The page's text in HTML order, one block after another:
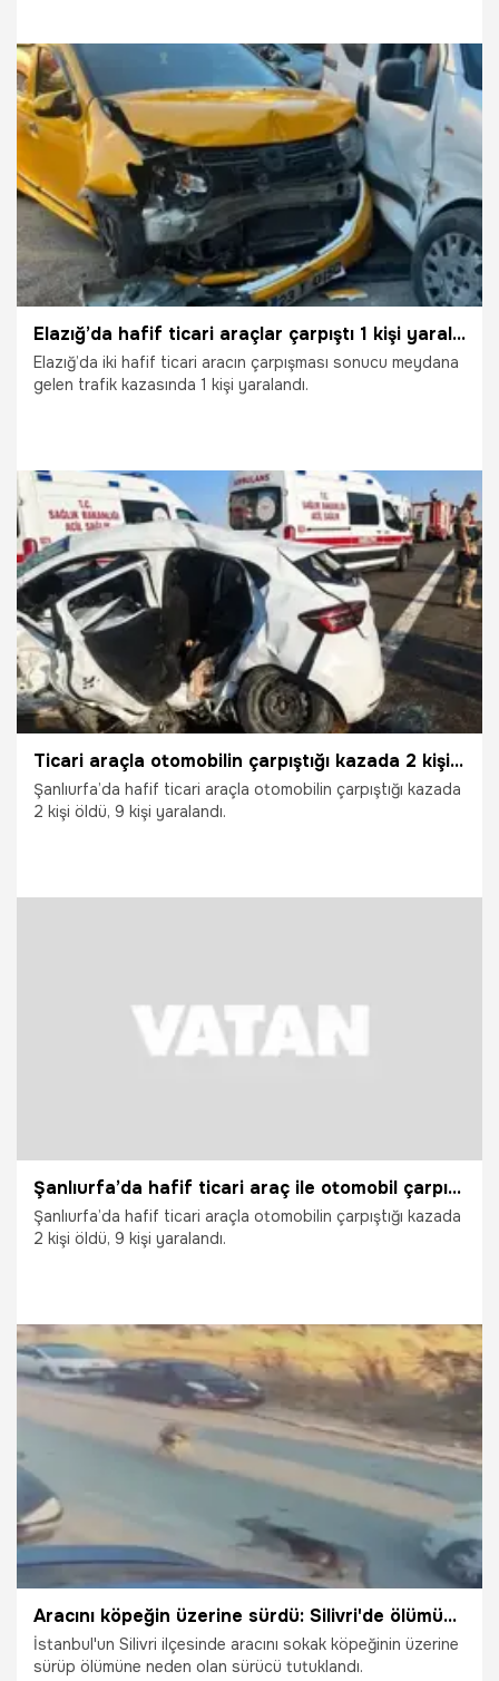
23.07.2026 Gündem
Elazığ’da hafif ticari araçlar çarpıştı 1 kişi yaralandı
Elazığ’da iki hafif ticari aracın çarpışması sonucu meydana
gelen trafik kazasında 1 kişi yaralandı.
21.07.2026 Elazığ
Ticari araçla otomobilin çarpıştığı kazada 2 kişi öldü
Şanlıurfa’da hafif ticari araçla otomobilin çarpıştığı kazada
2 kişi öldü, 9 kişi yaralandı.
Şanlıurfa’da hafif ticari araç ile otomobil çarpıştı: 2 ölü, 9 yaralı
Şanlıurfa’da hafif ticari araçla otomobilin çarpıştığı kazada
2 kişi öldü, 9 kişi yaralandı.
Vatan TV
Aracını köpeğin üzerine sürdü: Silivri'de ölümüne neden oldu
İstanbul'un Silivri ilçesinde aracını sokak köpeğinin üzerine
sürüp ölümüne neden olan sürücü tutuklandı.